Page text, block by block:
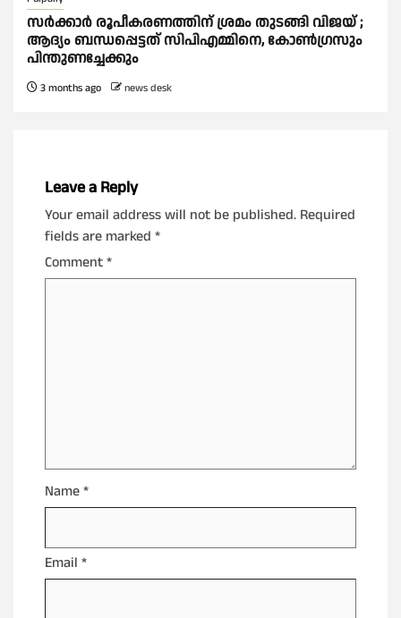
സര്‍ക്കാര്‍ രൂപീകരണത്തിന് ശ്രമം തുടങ്ങി വിജയ് ;
ആദ്യം ബന്ധപ്പെട്ടത് സിപിഎമ്മിനെ, കോണ്‍ഗ്രസും
പിന്തുണച്ചേക്കും
3 months ago news desk
Leave a Reply
Your email address will not be published. Required
fields are marked *
Comment*
Name*
Email *